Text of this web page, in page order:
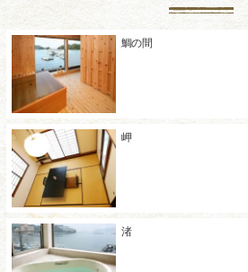
鯛の間
岬
渚